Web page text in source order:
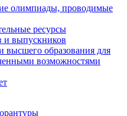
олимпиады, проводимые
ресурсы
и выпускников
высшего образования для
возможностями